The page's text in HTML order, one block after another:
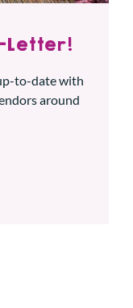
Letter!
to-date with
around